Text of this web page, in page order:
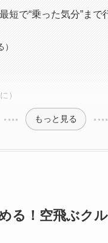
で“乗った気分”まで
）
もっと見る
る！空飛ぶク